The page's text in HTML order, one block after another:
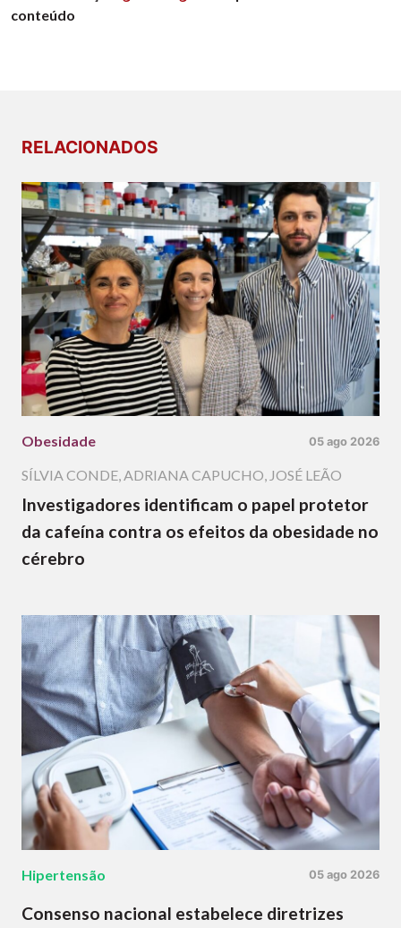
conteúdo
RELACIONADOS
Obesidade 05 ago 2026
SÍLVIA CONDE,ADRIANA CAPUCHO, JOSÉ LEÃO
Investigadores identificam o papel protetor
da cafeína contra os efeitos da obesidade no
cérebro
Hipertensão 05 ago 2026
Consenso nacional estabelece diretrizes